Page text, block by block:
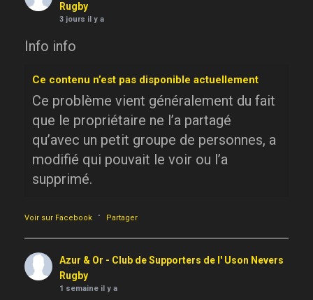
Rugby
3 jours il y a
Info info
Ce contenu n’est pas disponible actuellement
Ce problème vient généralement du fait
que le propriétaire ne l’a partagé
qu’avec un petit groupe de personnes, a
modifié qui pouvait le voir ou l’a
supprimé.
Voir sur Facebook · Partager
Azur & Or - Club de Supporters de l' Uson Nevers
Rugby
1 semaine il y a